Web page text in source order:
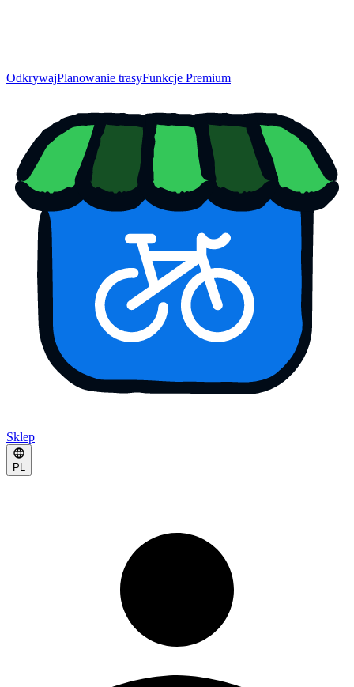
OdkrywajPlanowanie trasyFunkcje Premium
Sklep
PL